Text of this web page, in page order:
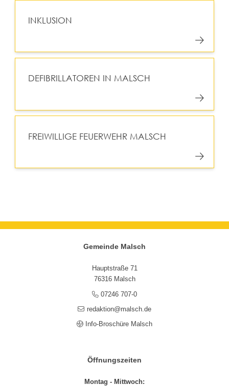
INKLUSION
DEFIBRILLATOREN IN MALSCH
FREIWILLIGE FEUERWEHR MALSCH
Gemeinde Malsch
Hauptstraße 71
76316 Malsch
07246 707-0
redaktion@malsch.de
Info-Broschüre Malsch
Öffnungszeiten
Montag - Mittwoch: